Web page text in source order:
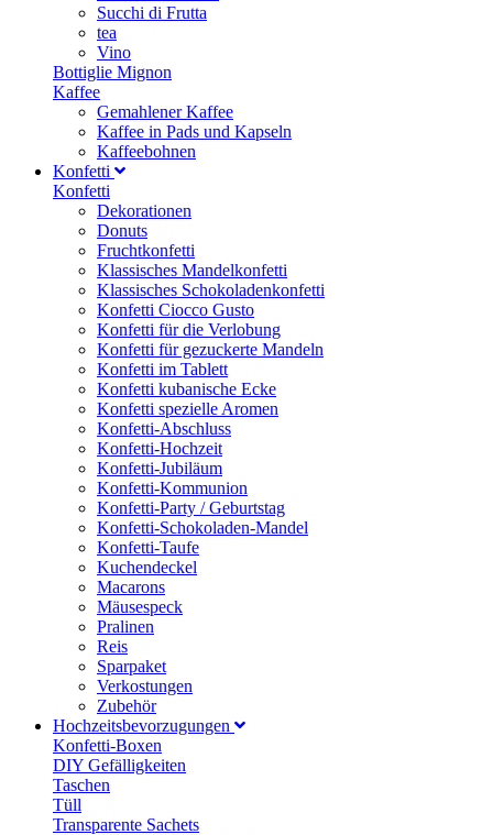
Succhi di Frutta
tea
Vino
Bottiglie Mignon
Kaffee
Gemahlener Kaffee
Kaffee in Pads und Kapseln
Kaffeebohnen
Konfetti
Konfetti
Dekorationen
Donuts
Fruchtkonfetti
Klassisches Mandelkonfetti
Klassisches Schokoladenkonfetti
Konfetti Ciocco Gusto
Konfetti für die Verlobung
Konfetti für gezuckerte Mandeln
Konfetti im Tablett
Konfetti kubanische Ecke
Konfetti spezielle Aromen
Konfetti-Abschluss
Konfetti-Hochzeit
Konfetti-Jubiläum
Konfetti-Kommunion
Konfetti-Party / Geburtstag
Konfetti-Schokoladen-Mandel
Konfetti-Taufe
Kuchendeckel
Macarons
Mäusespeck
Pralinen
Reis
Sparpaket
Verkostungen
Zubehör
Hochzeitsbevorzugungen
Konfetti-Boxen
DIY Gefälligkeiten
Taschen
Tüll
Transparente Sachets